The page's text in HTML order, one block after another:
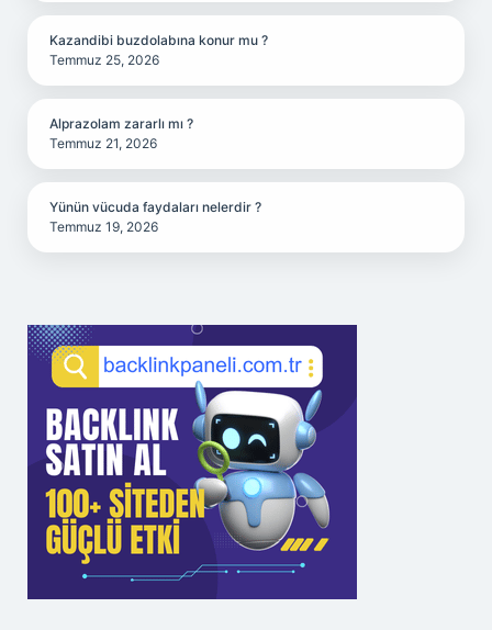
Kazandibi buzdolabına konur mu ?
Temmuz 25, 2026
Alprazolam zararlı mı ?
Temmuz 21, 2026
Yünün vücuda faydaları nelerdir ?
Temmuz 19, 2026